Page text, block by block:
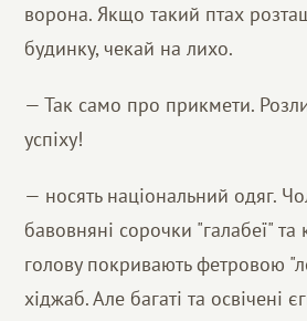
ворона. Якщо такий птах
будинку, чекай на лихо.
— Так само про прикмети.
успіху!
— носять національний одяг.
бавовняні сорочки "галабеї" та
голову покривають фетровою
хіджаб. Але багаті та освічені